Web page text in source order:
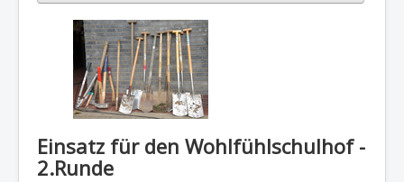
Einsatz für den Wohlfühlschulhof -
2.Runde